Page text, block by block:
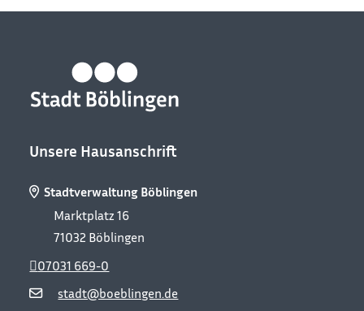
Unsere Hausanschrift
Stadtverwaltung Böblingen
Marktplatz 16
71032 Böblingen
stadt@boeblingen.de
07031 669-0